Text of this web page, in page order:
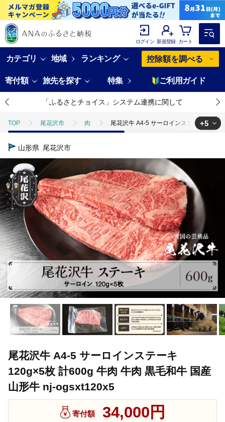
ログイン 新規登録 カート
カテゴリ 地域 ランキング 控除額を調べる
寄付額 旅先を探す 特集 ご利用ガイド
「ふるさとチョイス」システム連携に関して
TOP 尾花沢市 肉 尾花沢牛 A4-5 サーロインステーキ
TOP
尾花沢牛 A4-5 サーロインステーキ 120g×5
TOP 肉 牛肉 山形牛 尾花沢牛 A4-5 サーロインステ
TOP 肉 牛肉 黒毛和牛 尾花沢牛 A4-5 サーロインス
TOP 肉 牛肉 ステーキ(牛肉) 尾花沢牛 A4-5 サーロ
+5
山形県 尾花沢市
尾花沢牛 A4-5 サーロインステーキ
120g×5枚 計600g 牛肉 牛肉 黒毛和牛 国産
山形牛 nj-ogsxt120x5
寄付額 34,000円